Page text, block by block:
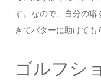
す。なので、自分の癖
きてパターに助けても
ゴルフシ